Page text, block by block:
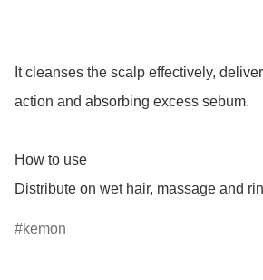
It cleanses the scalp effectively,
action and absorbing excess sebum.
How to use
Distribute on wet hair, massage and
kemon